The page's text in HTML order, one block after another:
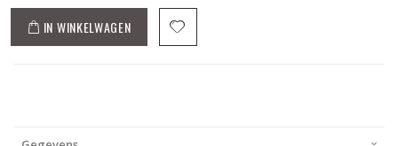
IN WINKELWAGEN